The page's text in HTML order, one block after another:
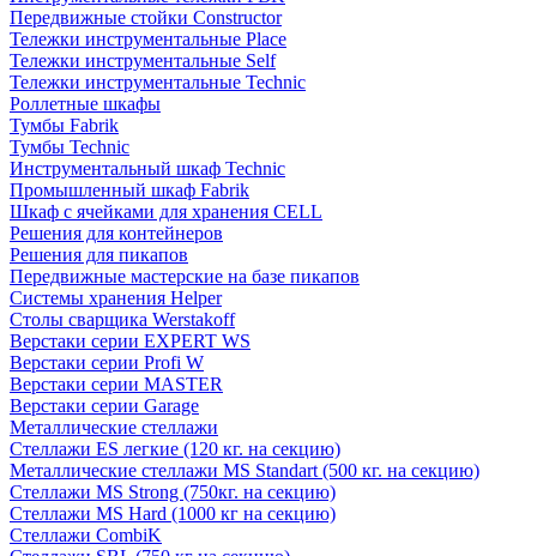
Передвижные стойки Constructor
Тележки инструментальные Place
Тележки инструментальные Self
Тележки инструментальные Technic
Роллетные шкафы
Тумбы Fabrik
Тумбы Technic
Инструментальный шкаф Technic
Промышленный шкаф Fabrik
Шкаф с ячейками для хранения CELL
Решения для контейнеров
Решения для пикапов
Передвижные мастерские на базе пикапов
Системы хранения Helper
Столы сварщика Werstakoff
Верстаки серии EXPERT WS
Верстаки серии Profi W
Верстаки серии MASTER
Верстаки серии Garage
Металлические стеллажи
Стеллажи ES легкие (120 кг. на секцию)
Металлические стеллажи MS Standart (500 кг. на секцию)
Стеллажи MS Strong (750кг. на секцию)
Стеллажи MS Hard (1000 кг на секцию)
Стеллажи CombiK